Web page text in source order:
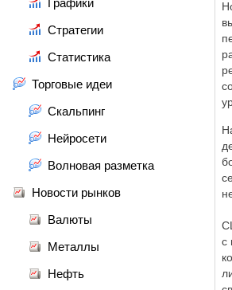
Графики
Стратегии
Статистика
Торговые идеи
Скальпинг
Нейросети
Волновая разметка
Новости рынков
Валюты
Металлы
Нефть
с